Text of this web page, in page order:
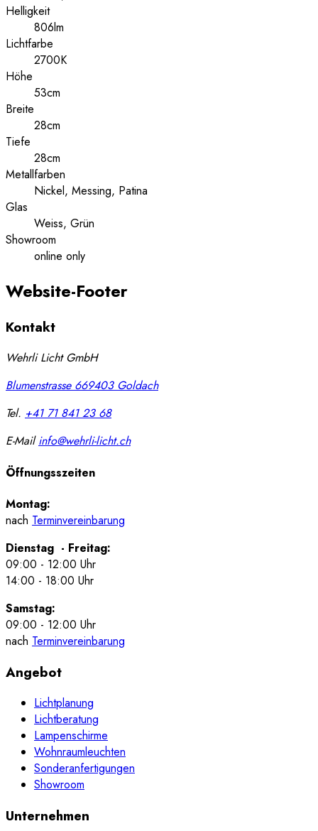
Helligkeit
806lm
Lichtfarbe
2700K
Höhe
53cm
Breite
28cm
Tiefe
28cm
Metallfarben
Nickel, Messing, Patina
Glas
Weiss, Grün
Showroom
online only
Website-Footer
Kontakt
Wehrli Licht GmbH
Blumenstrasse 669403 Goldach
Tel. +41 71 841 23 68
E-Mailinfo@wehrli-licht.ch
Öffnungsszeiten
Montag:
nach Terminvereinbarung
Dienstag - Freitag:
09:00 - 12:00 Uhr
14:00 - 18:00 Uhr
Samstag:
09:00 - 12:00 Uhr
nach Terminvereinbarung
Angebot
Lichtplanung
Lichtberatung
Lampenschirme
Wohnraumleuchten
Sonderanfertigungen
Showroom
Unternehmen